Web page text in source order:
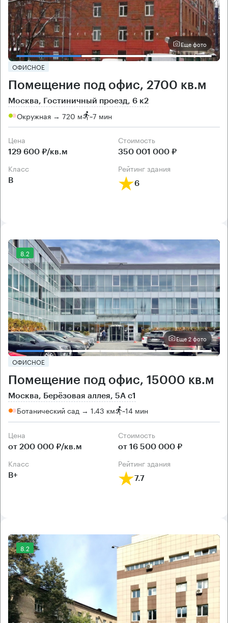
Еще фото
ОФИСНОЕ
Помещение под офис, 2700 кв.м
Москва, Гостиничный проезд, 6 к2
Окружная → 720 м ~7 мин
Цена
129 600 ₽/кв.м
Cтоимость
350 001 000 ₽
класс
B
рейтинг здания
6
8.2
Еще 2 фото
ОФИСНОЕ
Помещение под офис, 15000 кв.м
Москва, Берёзовая аллея, 5А с1
Ботанический сад → 1.43 км ~14 мин
Цена
от 200 000 ₽/кв.м
Cтоимость
от 16 500 000 ₽
класс
B+
рейтинг здания
7.7
8.2